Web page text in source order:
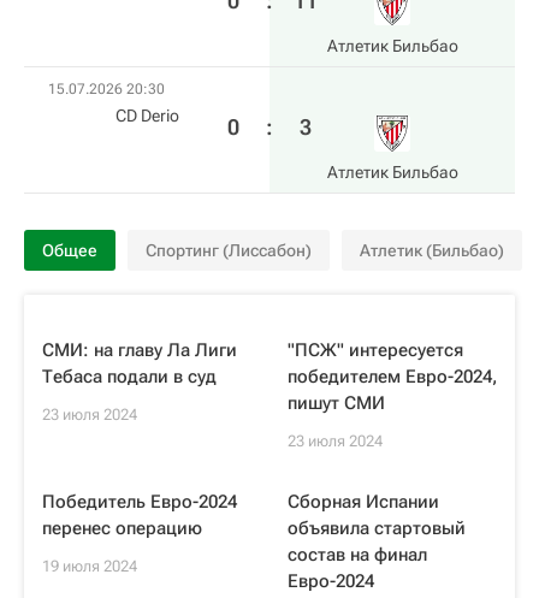
Атлетик Бильбао
15.07.2026 20:30
CD Derio 0 : 3
Атлетик Бильбао
Общее Спортинг (Лиссабон) Атлетик (Бильбао)
СМИ: на главу Ла Лиги
Тебаса подали в суд
23 июля 2024
"ПСЖ" интересуется
победителем Евро-2024,
пишут СМИ
23 июля 2024
Победитель Евро-2024
перенес операцию
19 июля 2024
Сборная Испании
объявила стартовый
состав на финал
Евро-2024